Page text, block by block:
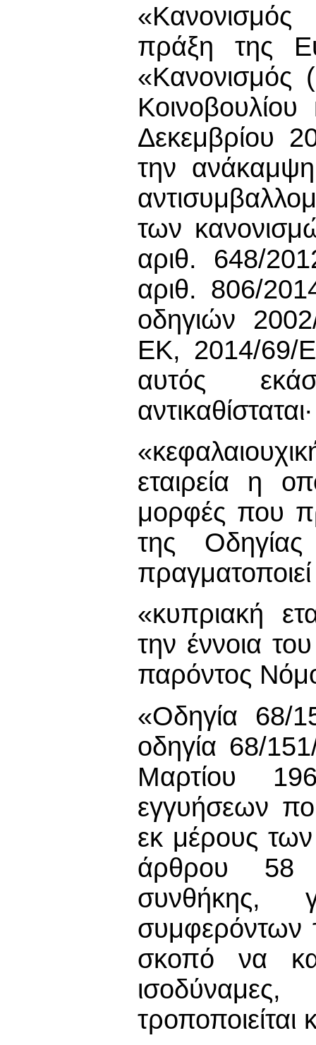
πράξη της
Δεκεμβρίου
την ανάκαμψη
των
αριθ. 648/
αριθ. 806/
οδηγιών
ΕΚ, 2014/69/
αυτός
αντικαθίσταται∙
εταιρεία η
μορφές που
της
«κυπριακή
την έννοια
παρόντος
«Οδηγία 68/
οδηγία 68/
Μαρτίου
εγγυήσεων
εκ μέρους των
άρθρου 58
συνθήκης,
συμφερόντων
σκοπό να
τροποποιείται